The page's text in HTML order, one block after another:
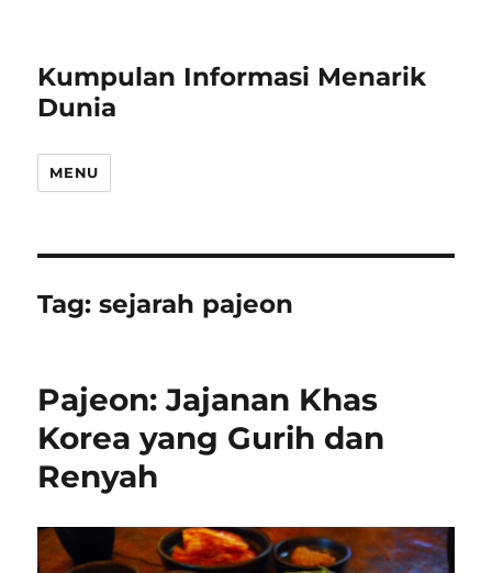
Kumpulan Informasi Menarik
Dunia
MENU
Tag:sejarah pajeon
Pajeon: Jajanan Khas
Korea yang Gurih dan
Renyah